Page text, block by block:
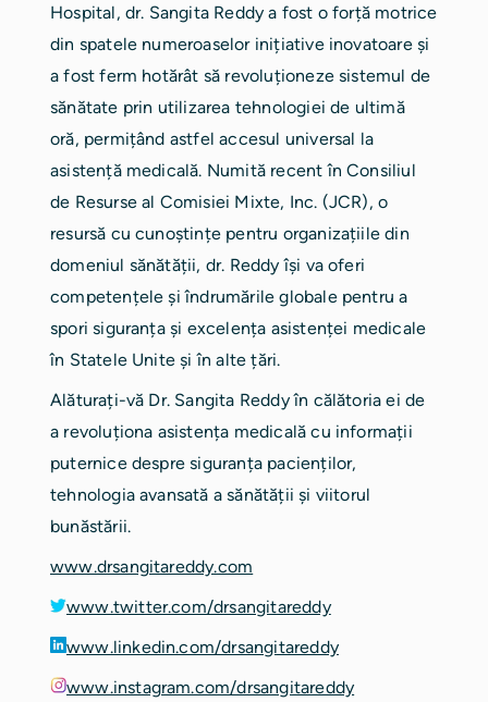
Hospital, dr. Sangita Reddy a fost o forță motrice
din spatele numeroaselor inițiative inovatoare și
a fost ferm hotărât să revoluționeze sistemul de
sănătate prin utilizarea tehnologiei de ultimă
oră, permițând astfel accesul universal la
asistență medicală. Numită recent în Consiliul
de Resurse al Comisiei Mixte, Inc. (JCR), o
resursă cu cunoștințe pentru organizațiile din
domeniul sănătății, dr. Reddy își va oferi
competențele și îndrumările globale pentru a
spori siguranța și excelența asistenței medicale
în Statele Unite și în alte țări.
Alăturați-vă Dr. Sangita Reddy în călătoria ei de
a revoluționa asistența medicală cu informații
puternice despre siguranța pacienților,
tehnologia avansată a sănătății și viitorul
bunăstării.
www.drsangitareddy.com
www.twitter.com/drsangitareddy
www.linkedin.com/drsangitareddy
www.instagram.com/drsangitareddy